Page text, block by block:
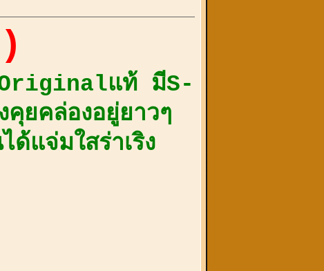
แท้ มีS-
ยคล่องอยู่ยาวๆ
แจ่มใสร่าเริง